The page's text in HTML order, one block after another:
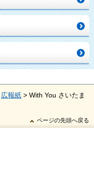
広報紙 > With You さいたま
ページの先頭へ戻る